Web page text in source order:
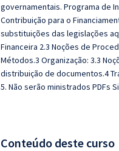
governamentais. Programa de
Contribuição para o
substituições das legislações
Financeira 2.3 Noções de
Métodos.3 Organização: 3.3
distribuição de documentos.4
5. Não serão ministrados PDFs
Conteúdo deste curso